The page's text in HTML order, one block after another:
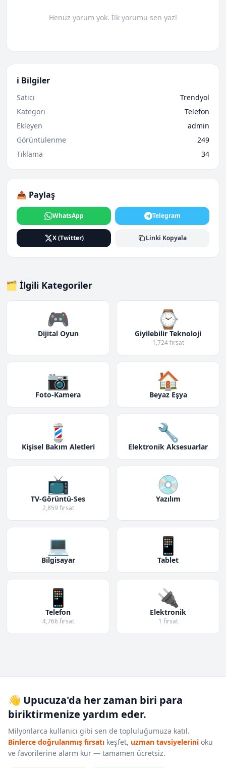
Henüz yorum yok. İlk yorumu sen yaz!
ℹ️ Bilgiler
Satıcı
Trendyol
Kategori
Telefon
Ekleyen
admin
Görüntülenme
249
Tıklama
34
📤 Paylaş
WhatsApp Telegram
X (Twitter) Linki Kopyala
🗂️ İlgili Kategoriler
🎮
Dijital Oyun
⌚
Giyilebilir Teknoloji
1,724 fırsat
📷
Foto-Kamera
🏠
Beyaz Eşya
💈
Kişisel Bakım Aletleri
🔧
Elektronik Aksesuarlar
📺
TV-Görüntü-Ses
2,859 fırsat
💿
Yazılım
💻
Bilgisayar
📱
Tablet
📱
Telefon
4,766 fırsat
🔌
Elektronik
1 fırsat
👋 Upucuza'da her zaman biri para
biriktirmenize yardım eder.
Milyonlarca kullanıcı gibi sen de topluluğumuza katıl.
Binlerce doğrulanmış fırsatı keşfet, uzman tavsiyelerini oku
ve favorilerine alarm kur — tamamen ücretsiz.